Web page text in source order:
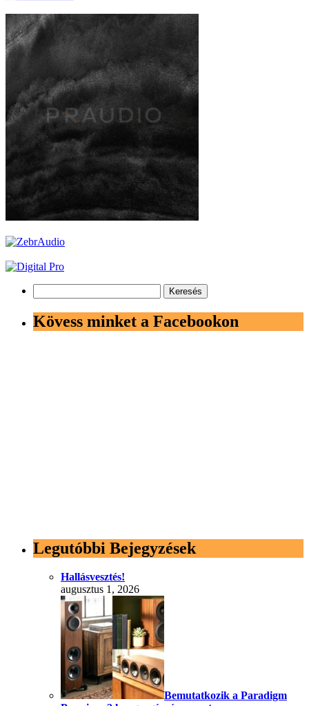
Kövess minket a Facebookon
Legutóbbi Bejegyzések
Hallásvesztés!
augusztus 1, 2026
Bemutatkozik a Paradigm